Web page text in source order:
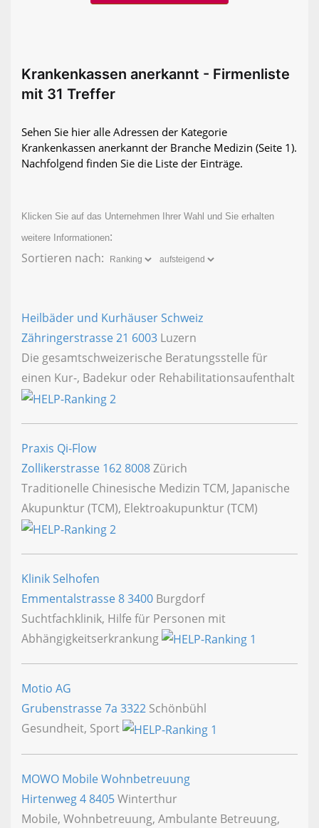
Krankenkassen anerkannt - Firmenliste
mit 31 Treffer
Sehen Sie hier alle Adressen der Kategorie
Krankenkassen anerkannt der Branche Medizin (Seite 1).
Nachfolgend finden Sie die Liste der Einträge.
Klicken Sie auf das Unternehmen Ihrer Wahl und Sie erhalten
weitere Informationen:
Sortieren nach:
Heilbäder und Kurhäuser Schweiz
Zähringerstrasse 21 6003 Luzern
Die gesamtschweizerische Beratungsstelle für
einen Kur-, Badekur oder Rehabilitationsaufenthalt
Praxis Qi-Flow
Zollikerstrasse 1628008Zürich
Traditionelle Chinesische Medizin TCM, Japanische
Akupunktur (TCM), Elektroakupunktur (TCM)
Klinik Selhofen
Emmentalstrasse 83400 Burgdorf
Suchtfachklinik, Hilfe für Personen mit
Abhängigkeitserkrankung
Motio AG
Grubenstrasse 7a 3322 Schönbühl
Gesundheit, Sport
MOWO Mobile Wohnbetreuung
Hirtenweg 48405Winterthur
Mobile, Wohnbetreuung, Ambulante Betreuung,